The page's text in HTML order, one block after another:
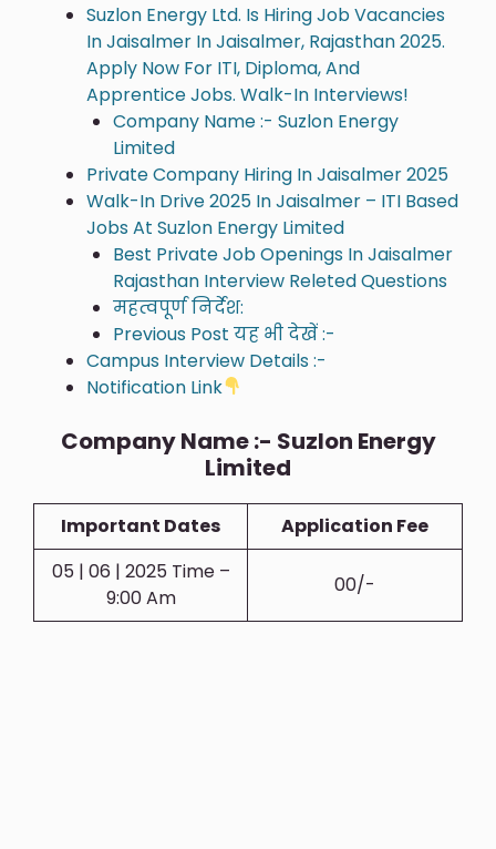
Suzlon Energy Ltd. Is Hiring Job Vacancies
In Jaisalmer In Jaisalmer, Rajasthan 2025.
Apply Now For ITI, Diploma, And
Apprentice Jobs. Walk-In Interviews!
Company Name :- Suzlon Energy
Limited
Private Company Hiring In Jaisalmer 2025
Walk-In Drive 2025 In Jaisalmer – ITI Based
Jobs At Suzlon Energy Limited
Best Private Job Openings In Jaisalmer
Rajasthan Interview Releted Questions
महत्वपूर्ण निर्देश:
Previous Post यह भी देखें :-
Campus Interview Details :-
Notification Link
Company Name :- Suzlon Energy
Limited
Important Dates
Application Fee
05 | 06 | 2025 Time –
9:00 Am
00/-